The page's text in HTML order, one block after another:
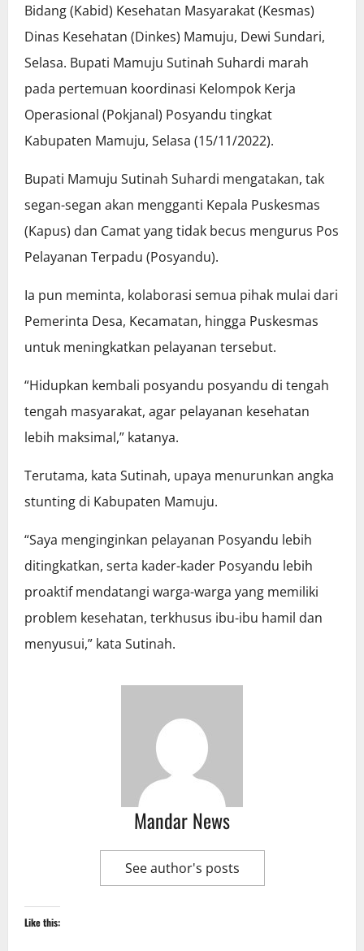
Bidang (Kabid) Kesehatan Masyarakat (Kesmas)
Dinas Kesehatan (Dinkes) Mamuju, Dewi Sundari,
Selasa. Bupati Mamuju Sutinah Suhardi marah
pada pertemuan koordinasi Kelompok Kerja
Operasional (Pokjanal) Posyandu tingkat
Kabupaten Mamuju, Selasa (15/11/2022).
Bupati Mamuju Sutinah Suhardi mengatakan, tak
segan-segan akan mengganti Kepala Puskesmas
(Kapus) dan Camat yang tidak becus mengurus Pos
Pelayanan Terpadu (Posyandu).
Ia pun meminta, kolaborasi semua pihak mulai dari
Pemerinta Desa, Kecamatan, hingga Puskesmas
untuk meningkatkan pelayanan tersebut.
“Hidupkan kembali posyandu posyandu di tengah
tengah masyarakat, agar pelayanan kesehatan
lebih maksimal,” katanya.
Terutama, kata Sutinah, upaya menurunkan angka
stunting di Kabupaten Mamuju.
“Saya menginginkan pelayanan Posyandu lebih
ditingkatkan, serta kader-kader Posyandu lebih
proaktif mendatangi warga-warga yang memiliki
problem kesehatan, terkhusus ibu-ibu hamil dan
menyusui,” kata Sutinah.
Mandar News
See author's posts
Like this: